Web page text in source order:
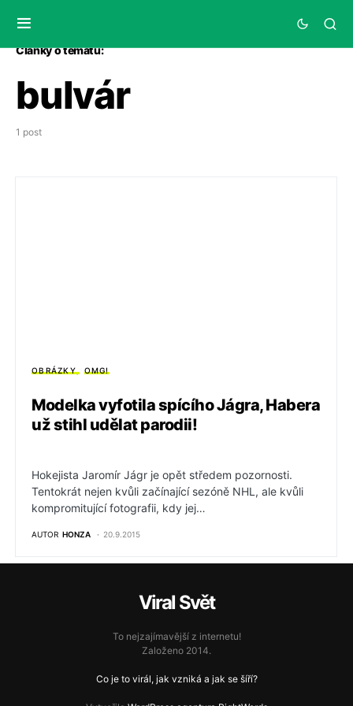
Články o tématu:
bulvár
1 post
OBRÁZKY OMG!
Modelka vyfotila spícího Jágra, Habera
už stihl udělat parodii!
Hokejista Jaromír Jágr je opět středem pozornosti.
Tentokrát nejen kvůli začínající sezóně NHL, ale kvůli
kompromitující fotografii, kdy jej…
AUTOR HONZA 20.9.2015
Viral Svět
To nejzajímavější z internetu!
Založeno 2014.
Co je to virál, jak vzniká a jak se šíří?